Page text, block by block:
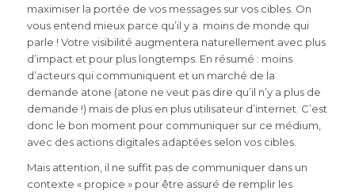
maximiser la portée de vos messages sur vos cibles. On
vous entend mieux parce qu’il y a moins de monde qui
parle ! Votre visibilité augmentera naturellement avec plus
d’impact et pour plus longtemps. En résumé : moins
d’acteurs qui communiquent et un marché de la
demande atone (atone ne veut pas dire qu’il n’y a plus de
demande !) mais de plus en plus utilisateur d’internet. C’est
donc le bon moment pour communiquer sur ce médium,
avec des actions digitales adaptées selon vos cibles.
Mais attention, il ne suffit pas de communiquer dans un
contexte « propice » pour être assuré de remplir les